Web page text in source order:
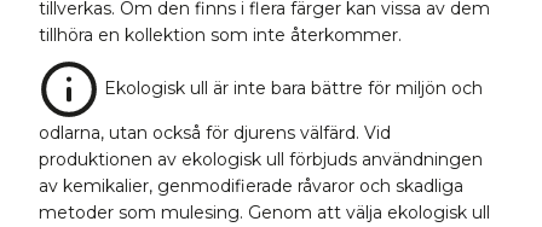
tillverkas. Om den finns i flera färger kan vissa av dem
tillhöra en kollektion som inte återkommer.
Ekologisk ull är inte bara bättre för miljön och
odlarna, utan också för djurens välfärd. Vid
produktionen av ekologisk ull förbjuds användningen
av kemikalier, genmodifierade råvaror och skadliga
metoder som mulesing. Genom att välja ekologisk ull